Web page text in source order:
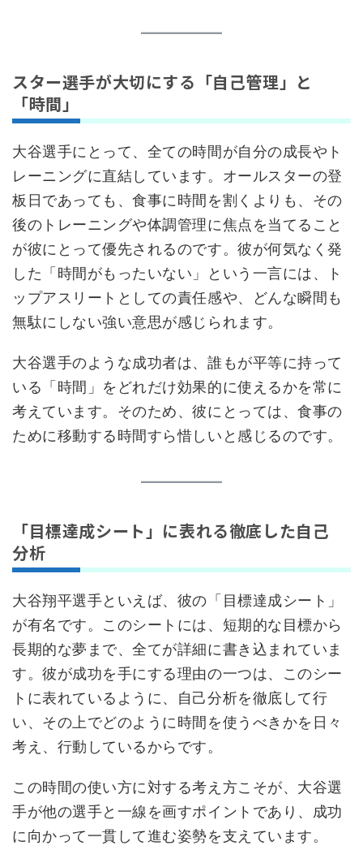
スター選手が大切にする「自己管理」と
「時間」
大谷選手にとって、全ての時間が自分の成長やト
レーニングに直結しています。オールスターの登
板日であっても、食事に時間を割くよりも、その
後のトレーニングや体調管理に焦点を当てること
が彼にとって優先されるのです。彼が何気なく発
した「時間がもったいない」という一言には、ト
ップアスリートとしての責任感や、どんな瞬間も
無駄にしない強い意思が感じられます。
大谷選手のような成功者は、誰もが平等に持って
いる「時間」をどれだけ効果的に使えるかを常に
考えています。そのため、彼にとっては、食事の
ために移動する時間すら惜しいと感じるのです。
「目標達成シート」に表れる徹底した自己
分析
大谷翔平選手といえば、彼の「目標達成シート」
が有名です。このシートには、短期的な目標から
長期的な夢まで、全てが詳細に書き込まれていま
す。彼が成功を手にする理由の一つは、このシー
トに表れているように、自己分析を徹底して行
い、その上でどのように時間を使うべきかを日々
考え、行動しているからです。
この時間の使い方に対する考え方こそが、大谷選
手が他の選手と一線を画すポイントであり、成功
に向かって一貫して進む姿勢を支えています。